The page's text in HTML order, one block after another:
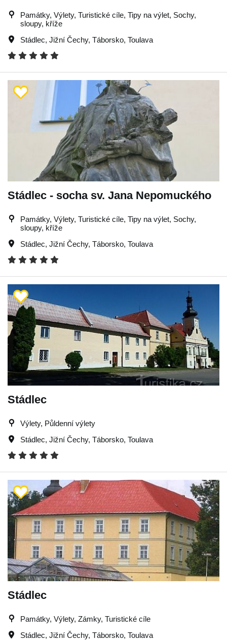
Památky, Výlety, Turistické cíle, Tipy na výlet, Sochy,
sloupy, kříže
Stádlec, Jižní Čechy, Táborsko, Toulava
Stádlec - socha sv. Jana Nepomuckého
Památky, Výlety, Turistické cíle, Tipy na výlet, Sochy,
sloupy, kříže
Stádlec, Jižní Čechy, Táborsko, Toulava
Stádlec
Výlety, Půldenní výlety
Stádlec, Jižní Čechy, Táborsko, Toulava
Stádlec
Památky, Výlety, Zámky, Turistické cíle
Stádlec, Jižní Čechy, Táborsko, Toulava